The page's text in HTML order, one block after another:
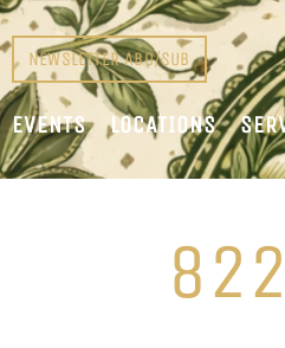
NEWSLETTER ABO/SUB
EVENTS LOCATIONS